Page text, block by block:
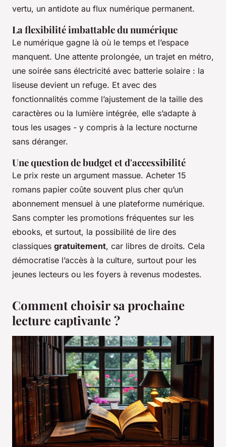
vertu, un antidote au flux numérique permanent.
La flexibilité imbattable du numérique
Le numérique gagne là où le temps et l’espace
manquent. Une attente prolongée, un trajet en métro,
une soirée sans électricité avec batterie solaire : la
liseuse devient un refuge. Et avec des
fonctionnalités comme l’ajustement de la taille des
caractères ou la lumière intégrée, elle s’adapte à
tous les usages - y compris à la lecture nocturne
sans déranger.
Une question de budget et d'accessibilité
Le prix reste un argument massue. Acheter 15
romans papier coûte souvent plus cher qu’un
abonnement mensuel à une plateforme numérique.
Sans compter les promotions fréquentes sur les
ebooks, et surtout, la possibilité de lire des
classiques gratuitement, car libres de droits. Cela
démocratise l’accès à la culture, surtout pour les
jeunes lecteurs ou les foyers à revenus modestes.
Comment choisir sa prochaine
lecture captivante ?